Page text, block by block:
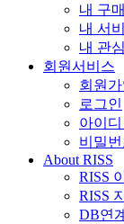
내 구
내 서
내 관
회원서비스
회원가
로그인
아이디
비밀번
About RISS
RISS
RISS
DB연